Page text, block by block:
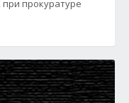
прокуратуре